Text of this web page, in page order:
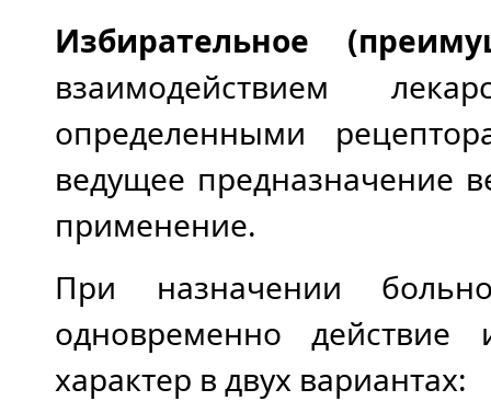
Избирательное
взаимодействием
определенными
ведущее предназначение
применение.
При назначении
одновременно
характер в двух вариантах: